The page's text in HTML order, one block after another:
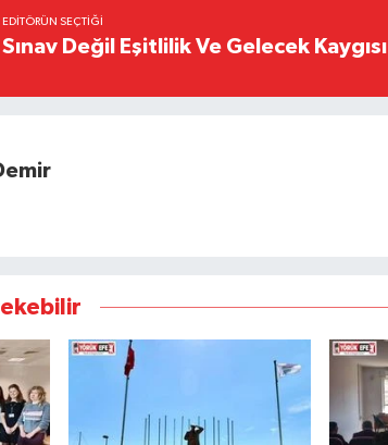
EDITÖRÜN SEÇTIĞI
Sınav Değil Eşitlilik Ve Gelecek Kaygısı